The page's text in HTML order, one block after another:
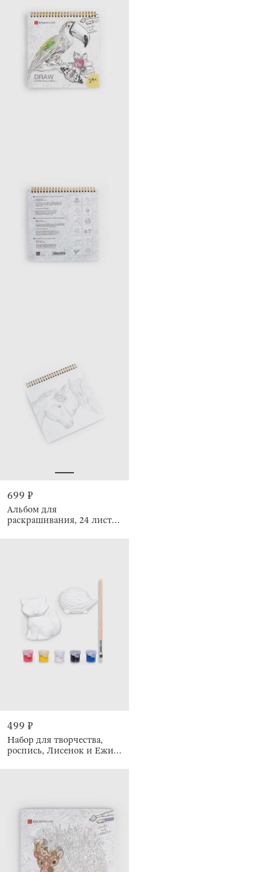
699 ₽
Альбом для
раскрашивания, 24 листа,
499 ₽
Набор для творчества,
роспись, Лисенок и Ежик,